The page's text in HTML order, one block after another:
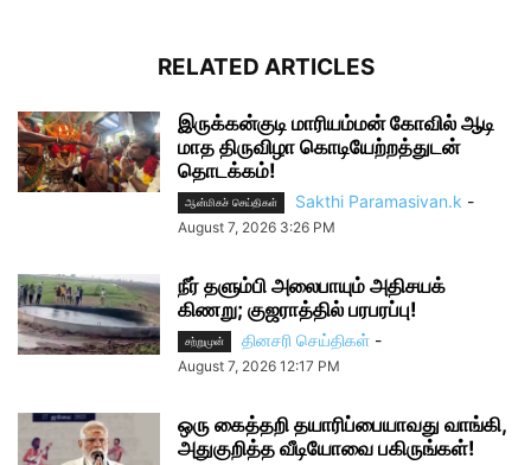
RELATED ARTICLES
இருக்கன்குடி மாரியம்மன் கோவில் ஆடி
மாத திருவிழா கொடியேற்றத்துடன்
தொடக்கம்!
ஆன்மிகச் செய்திகள் Sakthi Paramasivan.k -
August 7, 2026 3:26 PM
நீர் தளும்பி அலைபாயும் அதிசயக்
கிணறு; குஜராத்தில் பரபரப்பு!
சற்றுமுன் தினசரி செய்திகள் -
August 7, 2026 12:17 PM
ஒரு கைத்தறி தயாரிப்பையாவது வாங்கி,
அதுகுறித்த வீடியோவை பகிருங்கள்!